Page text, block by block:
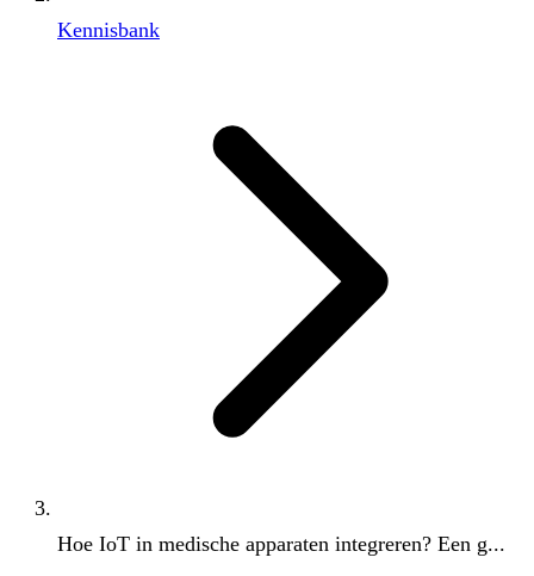
Kennisbank
Hoe IoT in medische apparaten integreren? Een g...